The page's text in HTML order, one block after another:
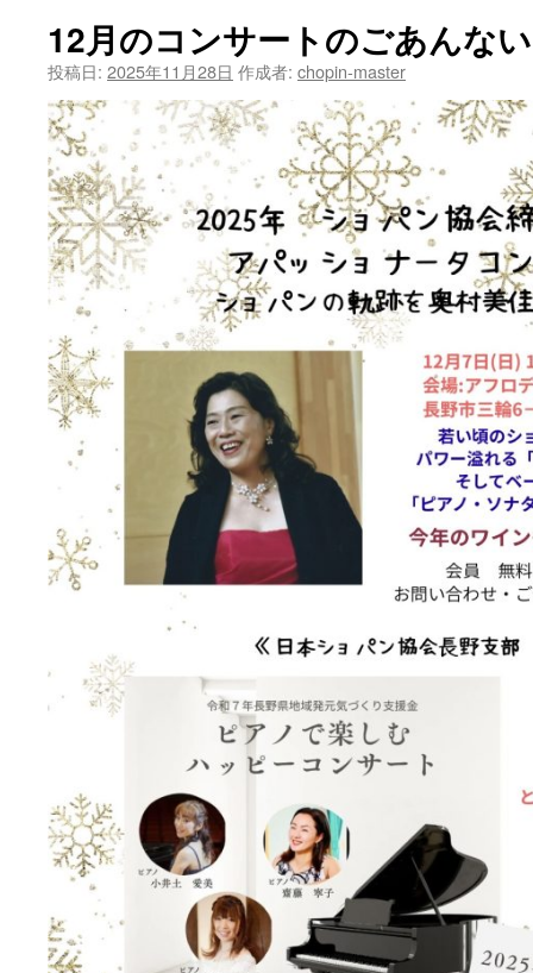
12月のコンサートのごあんない
投稿日: 2025年11月28日 作成者: chopin-master